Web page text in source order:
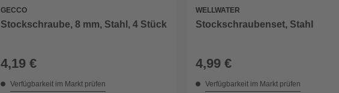
GECCO
Stockschraube, 8 mm, Stahl, 4 Stück
4,19 €
Verfügbarkeit im Markt prüfen
WELLWATER
Stockschraubenset, Stahl
4,99 €
Verfügbarkeit im Markt prüfen